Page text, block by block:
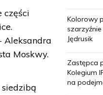
części
Aleksandra
Moskwy.
Kolorowy
Jędrusik
Zastępca
Kolegium
na